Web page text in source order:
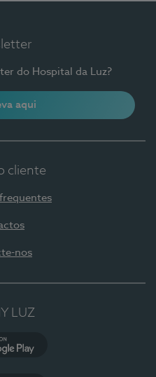
do Hospital da Luz?
aqui
cliente
nos
LUZ